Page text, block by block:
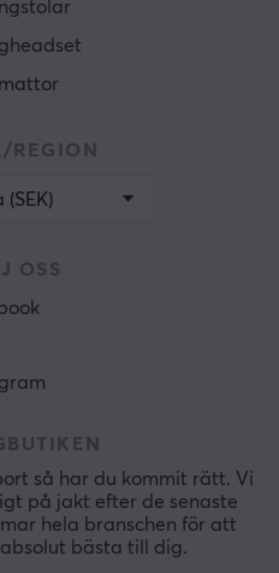
REGION
(SEK)
OSS
så har du kommit rätt. Vi
på jakt efter de senaste
hela branschen för att
bästa till dig.